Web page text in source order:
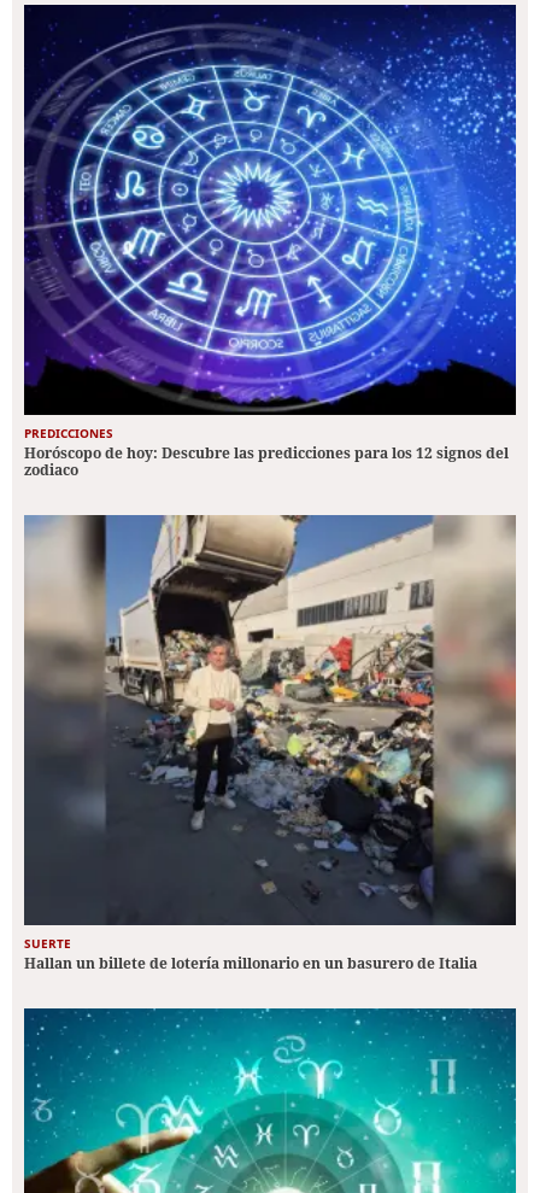
PREDICCIONES
Horóscopo de hoy: Descubre las predicciones para los 12 signos del
zodiaco
SUERTE
Hallan un billete de lotería millonario en un basurero de Italia